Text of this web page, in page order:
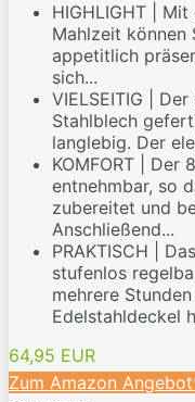
HIGHLIGHT |
Mahlzeit können
appetitlich
sich...
VIELSEITIG |
Stahlblech
langlebig. Der
KOMFORT | Der
entnehmbar, so
zubereitet und
Anschließend...
PRAKTISCH |
stufenlos
mehrere
Edelstahldeckel
64,95 EUR
Zum Amazon